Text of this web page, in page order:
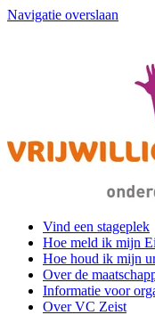
Navigatie overslaan
Vind een stageplek
Hoe meld ik mijn
Hoe houd ik mijn
Over de
Informatie voor
Over VC Zeist